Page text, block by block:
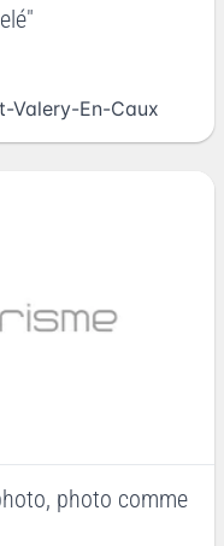
Valery-En-Caux
photo comme